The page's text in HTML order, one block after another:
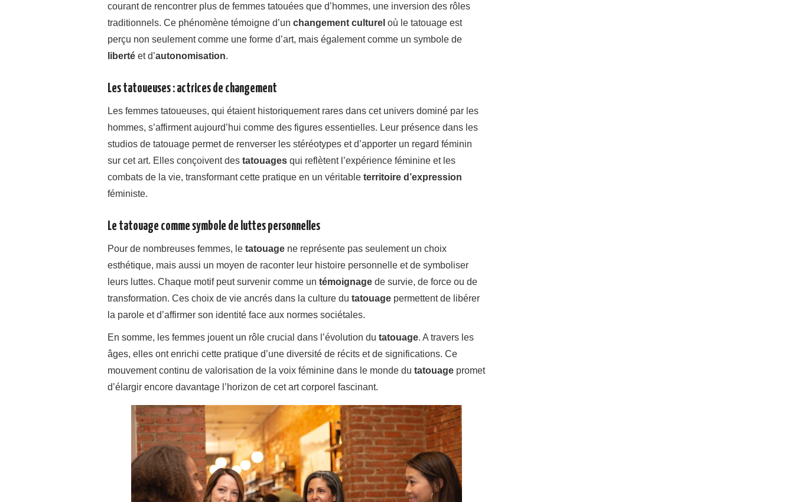
courant de rencontrer plus de femmes tatouées que d’hommes, une inversion des rôles
traditionnels. Ce phénomène témoigne d’un changement culturel où le tatouage est
perçu non seulement comme une forme d’art, mais également comme un symbole de
liberté et d’autonomisation.
Les tatoueuses : actrices de changement
Les femmes tatoueuses, qui étaient historiquement rares dans cet univers dominé par les
hommes, s’affirment aujourd’hui comme des figures essentielles. Leur présence dans les
studios de tatouage permet de renverser les stéréotypes et d’apporter un regard féminin
sur cet art. Elles conçoivent des tatouages qui reflètent l’expérience féminine et les
combats de la vie, transformant cette pratique en un véritable territoire d’expression
féministe.
Le tatouage comme symbole de luttes personnelles
Pour de nombreuses femmes, le tatouage ne représente pas seulement un choix
esthétique, mais aussi un moyen de raconter leur histoire personnelle et de symboliser
leurs luttes. Chaque motif peut survenir comme un témoignage de survie, de force ou de
transformation. Ces choix de vie ancrés dans la culture du tatouage permettent de libérer
la parole et d’affirmer son identité face aux normes sociétales.
En somme, les femmes jouent un rôle crucial dans l’évolution du tatouage. A travers les
âges, elles ont enrichi cette pratique d’une diversité de récits et de significations. Ce
mouvement continu de valorisation de la voix féminine dans le monde du tatouage promet
d’élargir encore davantage l’horizon de cet art corporel fascinant.